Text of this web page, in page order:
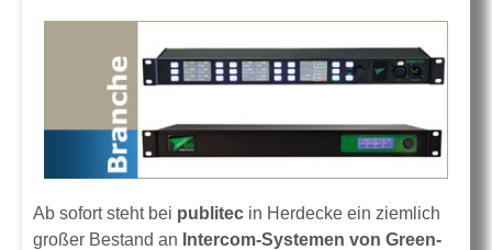
Ab sofort steht bei publitec in Herdecke ein ziemlich
großer Bestand an Intercom-Systemen von Green-